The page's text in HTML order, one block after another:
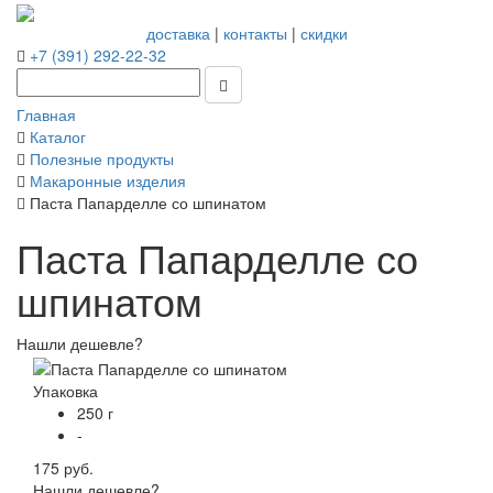
доставка| контакты | скидки
+7 (391) 292-22-32
Главная
Каталог
Полезные продукты
Макаронные изделия
Паста Папарделле со шпинатом
Паста Папарделле со
шпинатом
Нашли дешевле?
Упаковка
250 г
-
175 руб.